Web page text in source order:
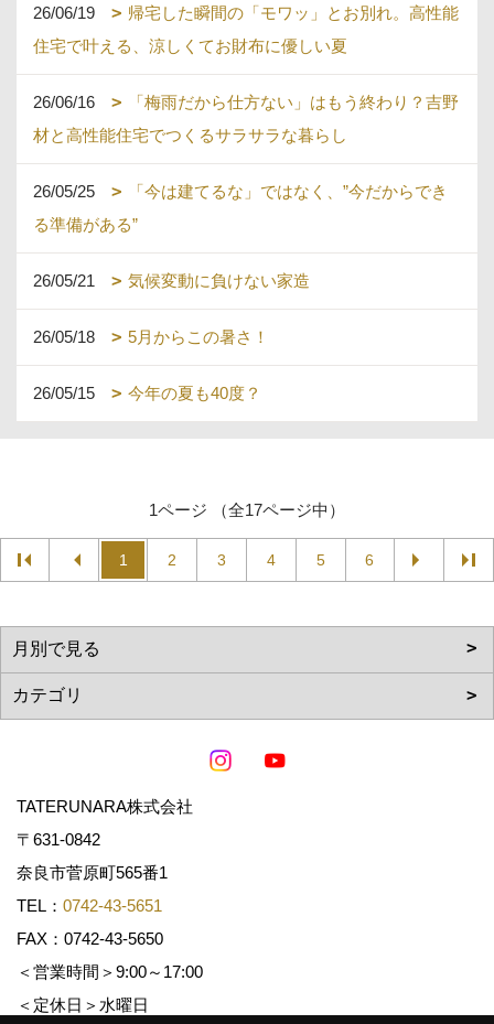
26/06/19
帰宅した瞬間の「モワッ」とお別れ。高性能
住宅で叶える、涼しくてお財布に優しい夏
26/06/16
「梅雨だから仕方ない」はもう終わり？吉野
材と高性能住宅でつくるサラサラな暮らし
26/05/25
「今は建てるな」ではなく、”今だからでき
る準備がある”
26/05/21 気候変動に負けない家造
26/05/18 5月からこの暑さ！
26/05/15 今年の夏も40度？
1ページ （全17ページ中）
1 2 3 4 5 6
TATERUNARA株式会社
〒631-0842
奈良市菅原町565番1
TEL： 0742-43-5651
FAX：0742-43-5650
＜営業時間＞9:00～17:00
＜定休日＞水曜日